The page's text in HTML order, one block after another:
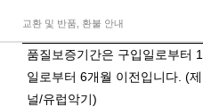
교환 및 반품, 환불 안내
품질보증기간은 구입일로부터
일로부터 6개월 이전입니다. (
널/유럽악기)